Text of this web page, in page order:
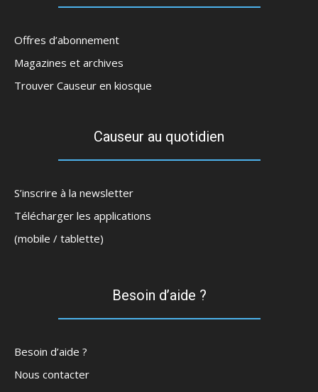
Offres d’abonnement
Magazines et archives
Trouver Causeur en kiosque
Causeur au quotidien
S’inscrire à la newsletter
Télécharger les applications
(mobile / tablette)
Besoin d’aide ?
Besoin d’aide ?
Nous contacter